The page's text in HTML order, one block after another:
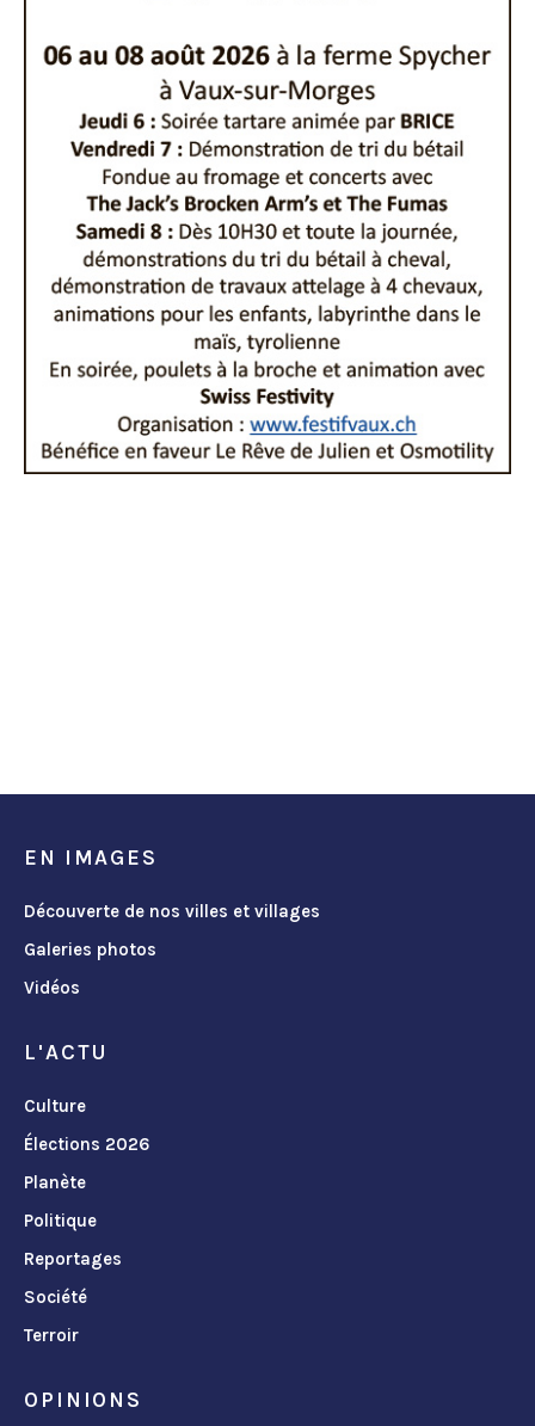
EN IMAGES
Découverte de nos villes et villages
Galeries photos
Vidéos
L'ACTU
Culture
Élections 2026
Planète
Politique
Reportages
Société
Terroir
OPINIONS